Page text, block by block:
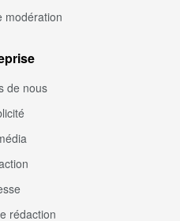
modération
de nous
rédaction